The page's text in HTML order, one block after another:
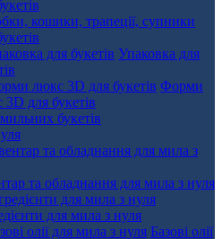
кошики, трапеції, супники
Упаковка для
Форми
для букетів
та обладнання для мила з нуля
для мила з нуля
Базові олії